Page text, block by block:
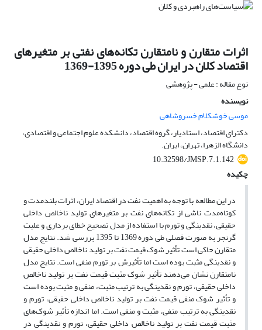
اثرات متقارن و نامتقارن تکانه‌های نفتی بر متغیرهای
اقتصاد کلان در ایران طی دوره 1395-1369
نوع مقاله : علمی - پژوهشی
نویسنده
موسی خوشکلام خسروشاهی
دکترای اقتصاد، استادیار، گروه اقتصاد، دانشکده علوم اجتماعی و اقتصادی،
دانشگاه الزهرا، تهران، ایران.
10.32598/JMSP.7.1.142
چکیده
در این مطالعه با توجه به اهمیت نفت در اقتصاد ایران، اثرات بلندمدت و
کوتاه‌مدت ناشی از تکانه‌های نفت بر متغیرهای تولید ناخالص داخلی
حقیقی، نقدینگی و تورم با استفاده از مدل تصحیح خطای برداری و علیت
گرنجر به صورت فصلی طی دوره 1369 تا 1395 بررسی شد. نتایج مدل
متقارن حاکی است تأثیر شوک قیمت نفت بر تولید ناخالص داخلی حقیقی
و نقدینگی مثبت بوده است اما تأثیرش بر تورم منفی است. نتایج مدل
نامتقارن نشان می‌دهند تأثیر شوک مثبت قیمت نفت بر تولید ناخالص
داخلی حقیقی، تورم و نقدینگی به ترتیب مثبت، منفی و مثبت بوده است
و تأثیر شوک منفی قیمت نفت بر تولید ناخالص داخلی حقیقی، تورم و
نقدینگی به ترتیب منفی، مثبت و منفی است. اما اندازه تأثیر شوک‌های
مثبت قیمت نفت بر تولید ناخالص داخلی حقیقی، تورم و نقدینگی در